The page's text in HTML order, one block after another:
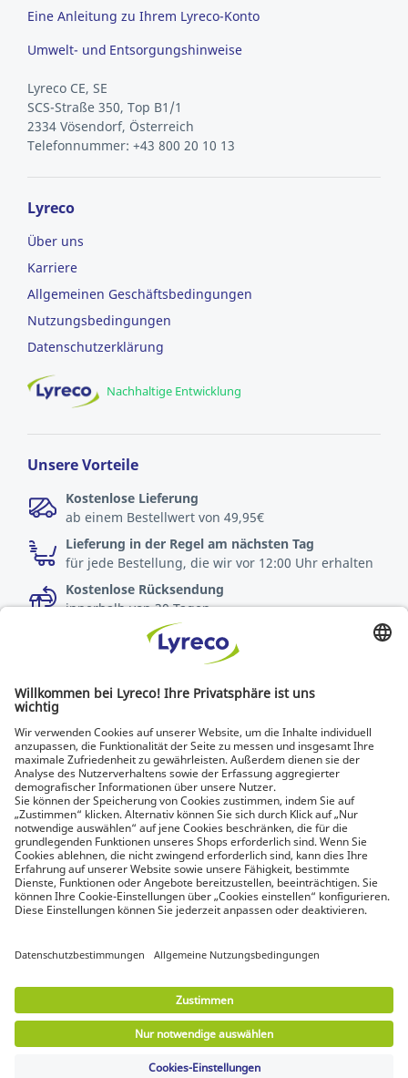
Eine Anleitung zu Ihrem Lyreco-Konto
Umwelt- und Entsorgungshinweise
Lyreco CE, SE
SCS-Straße 350, Top B1/1
2334 Vösendorf, Österreich
Telefonnummer: +43 800 20 10 13
Lyreco
Über uns
Karriere
Allgemeinen Geschäftsbedingungen
Nutzungsbedingungen
Datenschutzerklärung
Nachhaltige Entwicklung
Unsere Vorteile
Kostenlose Lieferung
ab einem Bestellwert von 49,95€
Lieferung in der Regel am nächsten Tag
für jede Bestellung, die wir vor 12:00 Uhr erhalten
Kostenlose Rücksendung
innerhalb von 30 Tagen
Spezialist für jeden Arbeitsplatz
Die neuesten Nachrichten und Tipps von Experten
Entdecken Sie Lyreco-Lösungen für umweltfreundlichere
Arbeitsplätze
© Lyreco 2026 | Wir beliefern ausschließlich
Unternehmen. Daher sehen Sie Nettopreise (exkl.
USt.). Verbraucherschutz-Widerrufsrechte sind
ausgeschlossen.
Rechnungsstellung|Download Dokumente
Erklärung der digitalen Barrierefreiheit|
Nutzungsbedingungen|Datenschutzerklärung
|Datenschutz-Einstellungen|Sitemap